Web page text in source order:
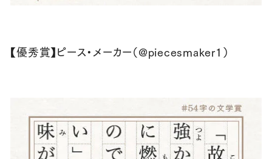
【優秀賞】ピース・メーカー（@piecesmaker1）